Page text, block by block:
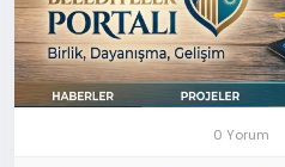
0 Yorum